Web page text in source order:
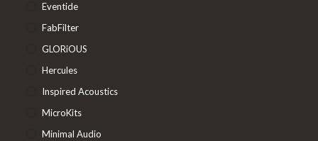
Eventide
FabFilter
GLORiOUS
Hercules
Inspired Acoustics
MicroKits
Minimal Audio